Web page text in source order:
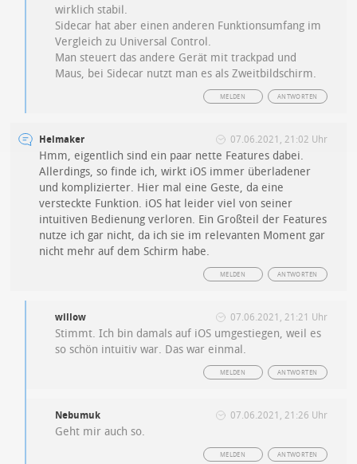
wirklich stabil.
Sidecar hat aber einen anderen Funktionsumfang im
Vergleich zu Universal Control.
Man steuert das andere Gerät mit trackpad und
Maus, bei Sidecar nutzt man es als Zweitbildschirm.
ANTWORTEN
MELDEN
Helmaker 07.06.2021, 21:02 Uhr
Hmm, eigentlich sind ein paar nette Features dabei.
Allerdings, so finde ich, wirkt iOS immer überladener
und komplizierter. Hier mal eine Geste, da eine
versteckte Funktion. iOS hat leider viel von seiner
intuitiven Bedienung verloren. Ein Großteil der Features
nutze ich gar nicht, da ich sie im relevanten Moment gar
nicht mehr auf dem Schirm habe.
ANTWORTEN
MELDEN
willow 07.06.2021, 21:21 Uhr
Stimmt. Ich bin damals auf iOS umgestiegen, weil es
so schön intuitiv war. Das war einmal.
ANTWORTEN
MELDEN
Nebumuk 07.06.2021, 21:26 Uhr
Geht mir auch so.
ANTWORTEN
MELDEN